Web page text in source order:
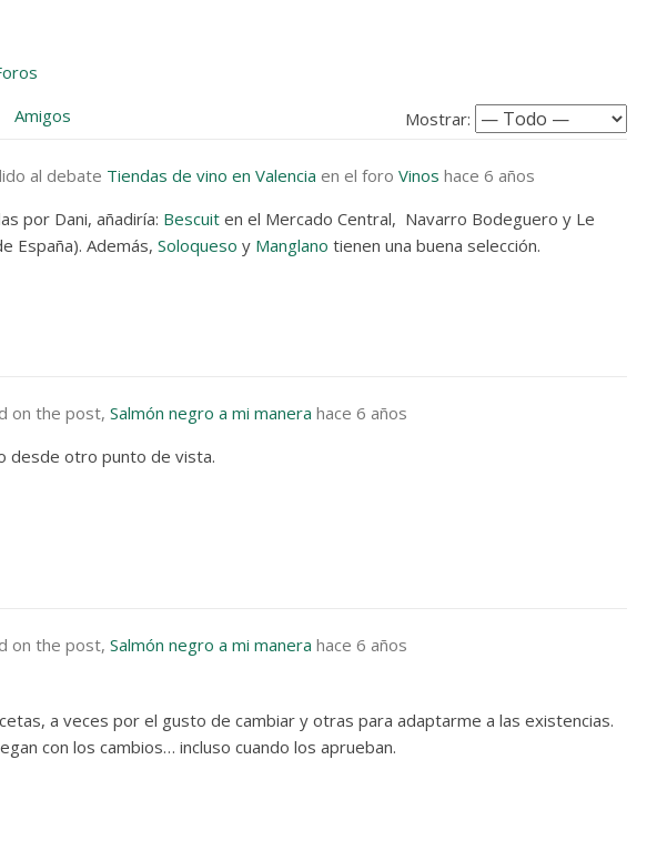
Amigos Mostrar:
al debate Tiendas de vino en Valencia en el foroVinos hace 6 años
por Dani, añadiría: Bescuit en el Mercado Central, Navarro Bodeguero y Le
España). Además,Soloqueso y Manglano tienen una buena selección.
on the post,Salmón negro a mi manera hace 6 años
desde otro punto de vista.
on the post,Salmón negro a mi manera hace 6 años
a veces por el gusto de cambiar y otras para adaptarme a las existencias.
con los cambios… incluso cuando los aprueban.